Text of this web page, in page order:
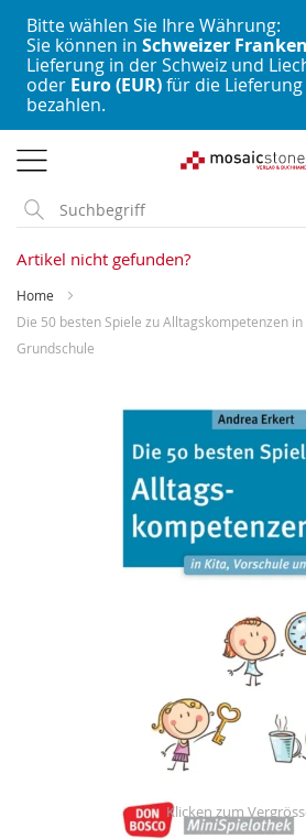
Bitte wählen Sie Ihre Währung:
Sie können in Schweizer
Lieferung in der Schweiz und
oder Euro (EUR)für die
bezahlen.
zum
Inhalt
Artikel nicht gefunden?
Home
Die 50 besten Spiele zu Alltagskompetenzen
Grundschule